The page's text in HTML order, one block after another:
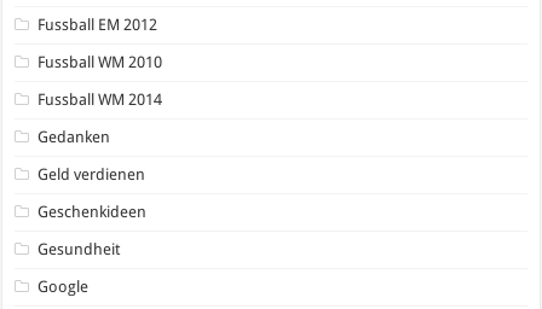
Fussball EM 2012
Fussball WM 2010
Fussball WM 2014
Gedanken
Geld verdienen
Geschenkideen
Gesundheit
Google